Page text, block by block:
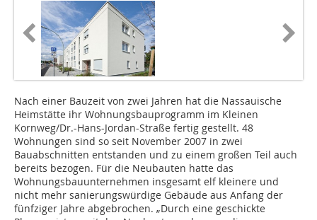
Nach einer Bauzeit von zwei Jahren hat die Nassauische
Heimstätte ihr Wohnungsbauprogramm im Kleinen
Kornweg/Dr.-Hans-Jordan-Straße fertig gestellt. 48
Wohnungen sind so seit November 2007 in zwei
Bauabschnitten entstanden und zu einem großen Teil auch
bereits bezogen. Für die Neubauten hatte das
Wohnungsbauunternehmen insgesamt elf kleinere und
nicht mehr sanierungswürdige Gebäude aus Anfang der
fünfziger Jahre abgebrochen. „Durch eine geschickte